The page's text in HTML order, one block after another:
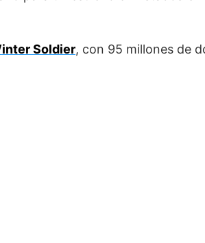
Soldier, con 95 millones de